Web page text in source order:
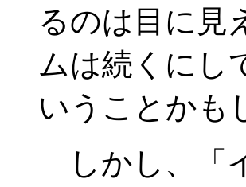
るのは目に見
ムは続くにし
いうことかも
しかし、「